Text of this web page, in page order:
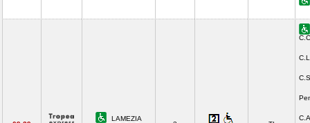
LAMEZIA